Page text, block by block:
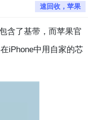
速回收，苹果
了基带，而苹果官
iPhone中用自家的芯